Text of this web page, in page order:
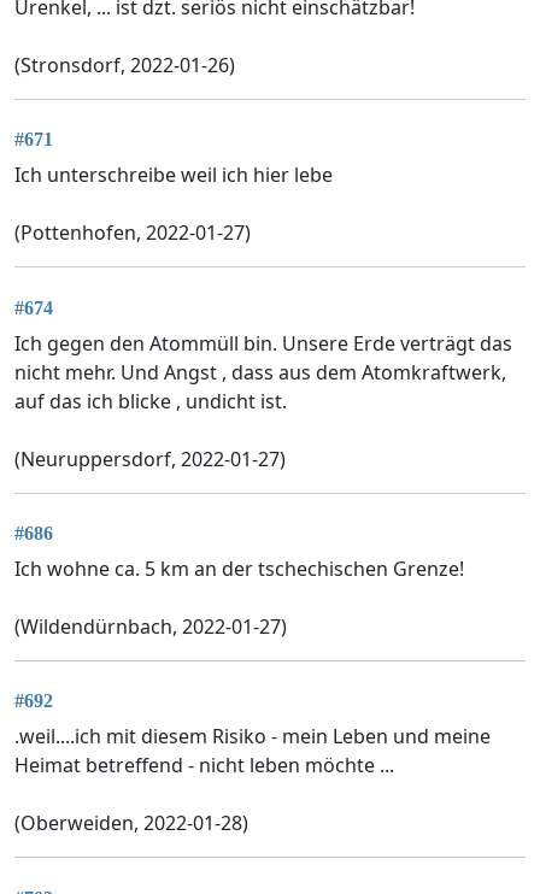
Urenkel, ... ist dzt. seriös nicht einschätzbar!
(Stronsdorf, 2022-01-26)
#671
Ich unterschreibe weil ich hier lebe
(Pottenhofen, 2022-01-27)
#674
Ich gegen den Atommüll bin. Unsere Erde verträgt das
nicht mehr. Und Angst , dass aus dem Atomkraftwerk,
auf das ich blicke , undicht ist.
(Neuruppersdorf, 2022-01-27)
#686
Ich wohne ca. 5 km an der tschechischen Grenze!
(Wildendürnbach, 2022-01-27)
#692
.weil....ich mit diesem Risiko - mein Leben und meine
Heimat betreffend - nicht leben möchte ...
(Oberweiden, 2022-01-28)